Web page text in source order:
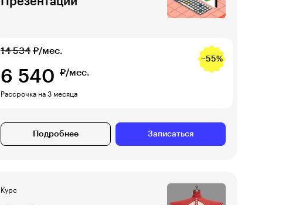
14 534 ₽/мес.
−55%
6 540 ₽/мес.
Рассрочка на 3 месяца
Подробнее Записаться
Курс